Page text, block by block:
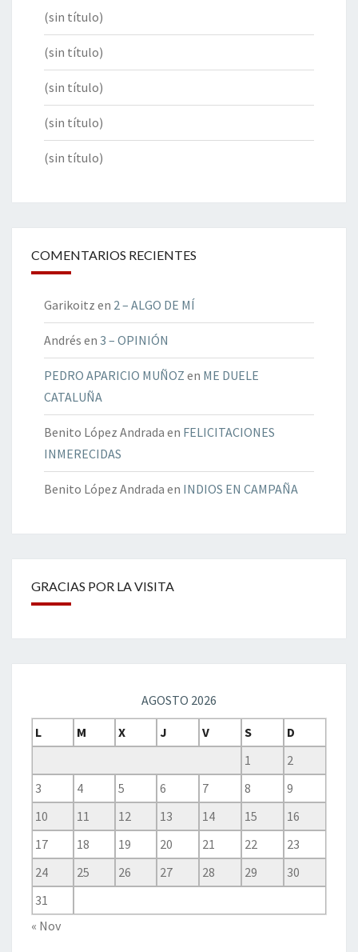
(sin título)
(sin título)
(sin título)
(sin título)
(sin título)
COMENTARIOS RECIENTES
Garikoitz en 2 – ALGO DE MÍ
Andrés en 3 – OPINIÓN
PEDRO APARICIO MUÑOZ en ME DUELE
CATALUÑA
Benito López Andrada en FELICITACIONES
INMERECIDAS
Benito López Andrada en INDIOS EN CAMPAÑA
GRACIAS POR LA VISITA
AGOSTO 2026
L
M X J V S
D
1
2
3
4 5 6 7 8
9
10
11 12 13 14 15
16
17
18 19 20 21 22
23
24
25 26 27 28 29
30
31
« Nov